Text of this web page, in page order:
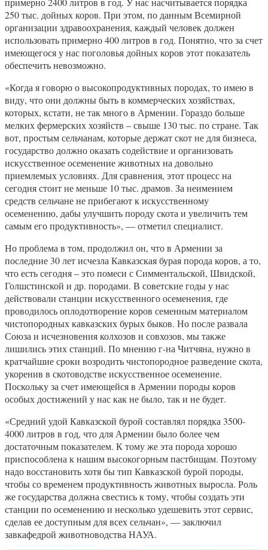
250 тыс. дойных коров. При этом, по данным Всемирной
организации здравоохранения, каждый человек должен
использовать примерно 400 литров в год. Понятно, что за счет
имеющегося у нас поголовья дойных коров этот показатель
обеспечить невозможно.
«Когда я говорю о высокопродуктивных породах, то имею в
виду, что они должны быть в коммерческих хозяйствах,
которых, кстати, не так много в Армении. Гораздо больше
мелких фермерских хозяйств – свыше 130 тыс. по стране. Так
вот, простым сельчанам, которые держат скот не для бизнеса,
государство должно оказать содействие и организовать
искусственное осеменение животных на довольно
приемлемых условиях. Для сравнения, этот процесс на
сегодня стоит не меньше 10 тыс. драмов. За неимением
средств сельчане не прибегают к искусственному
осеменению, дабы улучшить породу скота и увеличить тем
самым его продуктивность», — отметил специалист.
Но проблема в том, продолжил он, что в Армении за
последние 30 лет исчезла Кавказская бурая порода коров, а то,
что есть сегодня – это помеси с Симментальской, Швидской,
Голшстинской и др. породами. В советские годы у нас
действовали станции искусственного осеменения, где
проводилось оплодотворение коров семенным материалом
чистопородных кавказских бурых быков. Но после развала
Союза и исчезновения колхозов и совхозов, мы также
лишились этих станций. По мнению г-на Читчяна, нужно в
кратчайшие сроки возродить чистопородное разведение скота,
укоренив в скотоводстве искусственное осеменение.
Поскольку за счет имеющейся в Армении породы коров
особых достижений у нас как не было, так и не будет.
«Средний удой Кавказской бурой составлял порядка 3500-
4000 литров в год, что для Армении было более чем
достаточным показателем. К тому же эта порода хорошо
приспособлена к нашим высокогорным пастбищам. Поэтому
надо восстановить хотя бы тип Кавказской бурой породы,
чтобы со временем продуктивность животных выросла. Роль
же государства должна свестись к тому, чтобы создать эти
станции по осеменению и несколько удешевить этот сервис,
сделав ее доступным для всех сельчан», — заключил
завкафедрой животноводства НАУА.